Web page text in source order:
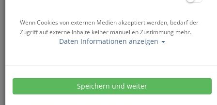
Wenn Cookies von externen Medien akzeptiert werden, bedarf der
Zugriff auf externe Inhalte keiner manuellen Zustimmung mehr.
Daten Informationen anzeigen
Speichern und weiter